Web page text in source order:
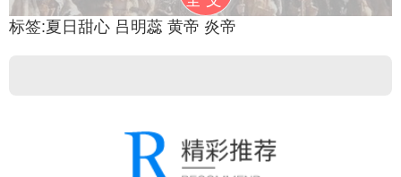
炎帝神农氏管治后期，中原各部族互相攻伐，战
乱不止。黄帝便乘时而起，打败不同的部族，其余部
标签:夏日甜心 吕明蕊 黄帝 炎帝